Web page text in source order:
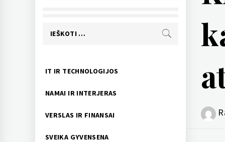
Ieškoti:
Primary
IT IR TECHNOLOGIJOS
NAMAI IR INTERJERAS
VERSLAS IR FINANSAI
SVEIKA GYVENSENA